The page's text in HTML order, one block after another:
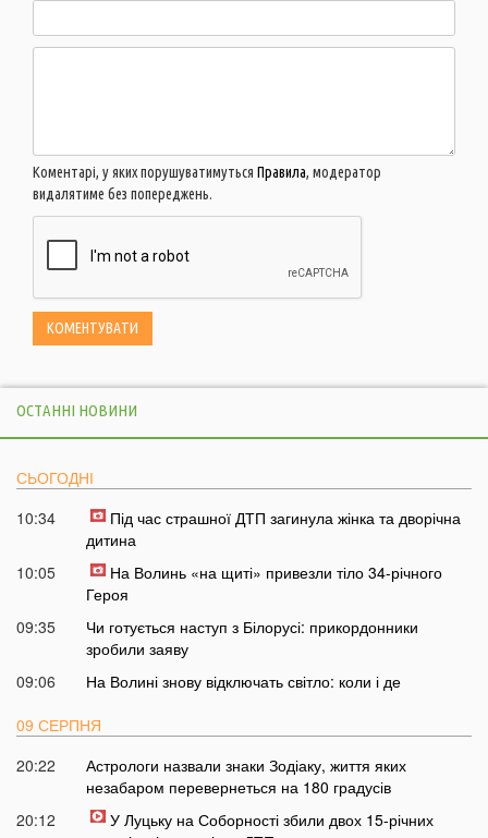
Коментарі, у яких порушуватимуться Правила, модератор
видалятиме без попереджень.
ОСТАННІ НОВИНИ
СЬОГОДНІ
10:34
Під час страшної ДТП загинула жінка та дворічна
дитина
10:05
На Волинь «на щиті» привезли тіло 34-річного
Героя
09:35
Чи готується наступ з Білорусі: прикордонники
зробили заяву
09:06
На Волині знову відключать світло: коли і де
09 СЕРПНЯ
20:22
Астрологи назвали знаки Зодіаку, життя яких
незабаром перевернеться на 180 градусів
20:12
У Луцьку на Соборності збили двох 15-річних